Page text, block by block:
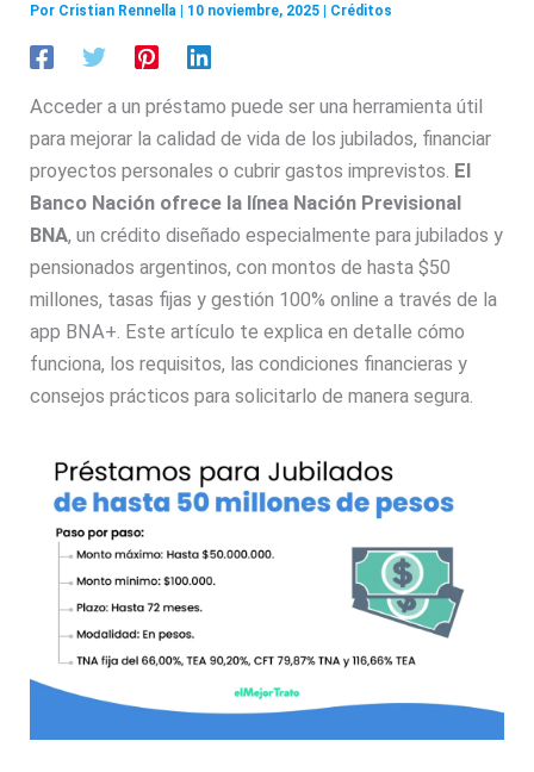
Por Cristian Rennella 10 noviembre, 2025 Créditos
Acceder a un préstamo puede ser una herramienta útil
para mejorar la calidad de vida de los jubilados, financiar
proyectos personales o cubrir gastos imprevistos. El
Banco Nación ofrece la línea Nación Previsional
BNA, un crédito diseñado especialmente para jubilados y
pensionados argentinos, con montos de hasta $50
millones, tasas fijas y gestión 100% online a través de la
app BNA+. Este artículo te explica en detalle cómo
funciona, los requisitos, las condiciones financieras y
consejos prácticos para solicitarlo de manera segura.